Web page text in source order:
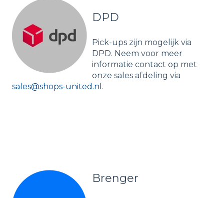
DPD
Pick-ups zijn mogelijk via
DPD. Neem voor meer
informatie contact op met
onze sales afdeling via
sales@shops-united.nl .
Brenger